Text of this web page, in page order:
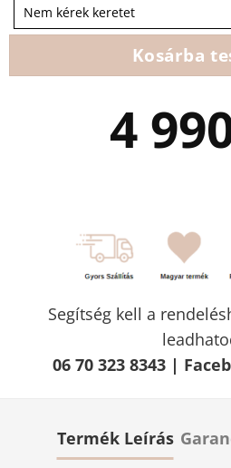
Kosárba
4
Segítség kell a
06 70 323 8343 |
Termék Leírás